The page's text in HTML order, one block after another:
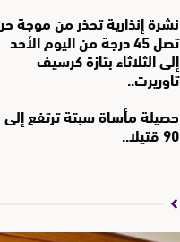
نشرة إنذارية تحذر من موجة حر
تصل 45 درجة من اليوم الأحد
إلى الثلاثاء بتازة كرسيف
تاوريرت..
حصيلة مأساة سبتة ترتفع إلى
90 قتيلا..